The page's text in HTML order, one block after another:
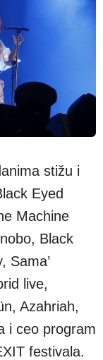
stižu i
Eyed
Machine
Black
Sama’
live,
Azahriah,
i ceo program
festivala.